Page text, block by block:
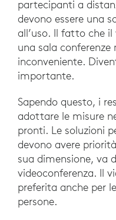
partecipanti a
devono essere una
all’uso. Il fatto che
una sala
inconveniente.
importante.
Sapendo questo, i
adottare le misure
pronti. Le soluzioni
devono avere
sua dimensione, va
videoconferenza. Il
preferita anche per
persone.